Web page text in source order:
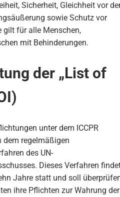
Sicherheit, Gleichheit vor
sowie Schutz vor
gilt für alle Menschen,
mit Behinderungen.
der „List of
unter dem ICCPR
dem regelmäßigen
des UN-
Dieses Verfahren
Jahre statt und soll
ihre Pflichten zur Wahrung der